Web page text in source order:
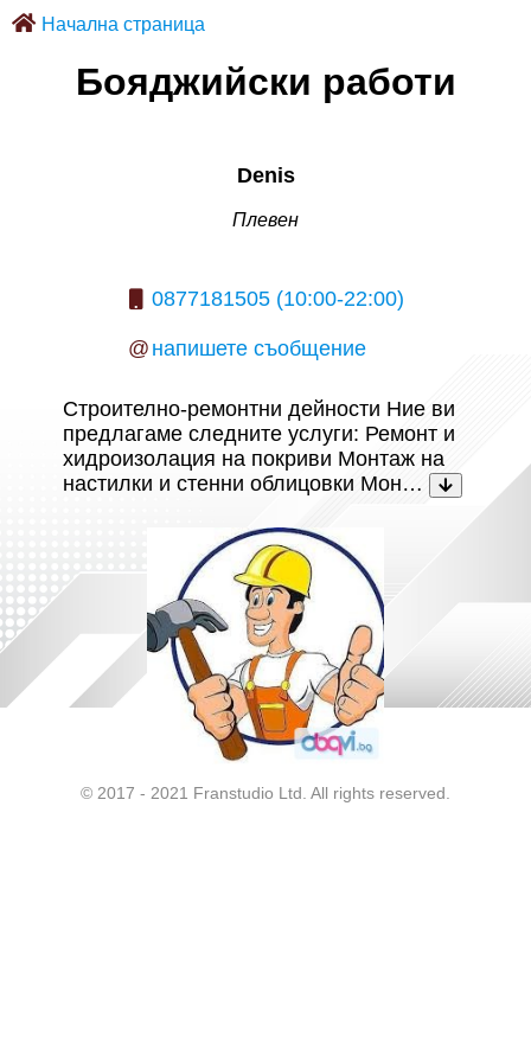
Начална страница
Бояджийски работи
Denis
Плевен
0877181505 (10:00-22:00)
@ напишете съобщение
Строително-ремонтни дейности Ние ви
предлагаме следните услуги: Ремонт и
хидроизолация на покриви Монтаж на
настилки и стенни облицовки Мон…
© 2017 - 2021 Franstudio Ltd. All rights reserved.